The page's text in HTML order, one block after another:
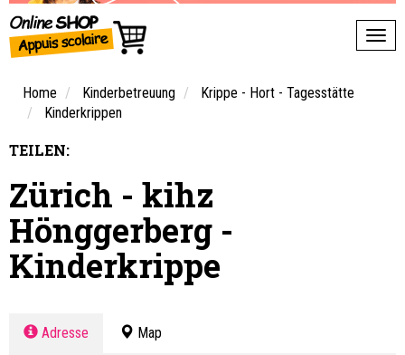
Home Kinderbetreuung
Krippe - Hort - Tagesstätte
Kinderkrippen
TEILEN:
Zürich - kihz
Hönggerberg -
Kinderkrippe
Adresse Map